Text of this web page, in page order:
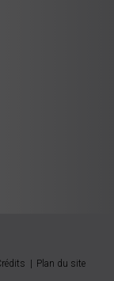
Plan du site